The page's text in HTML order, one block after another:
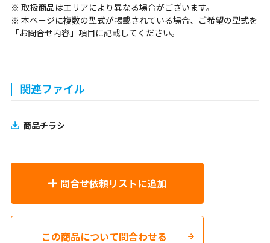
※ 取扱商品はエリアにより異なる場合がございます。
※ 本ページに複数の型式が掲載されている場合、ご希望の型式を
「お問合せ内容」項目に記載してください。
関連ファイル
商品チラシ
問合せ依頼リストに追加
この商品について問合わせる